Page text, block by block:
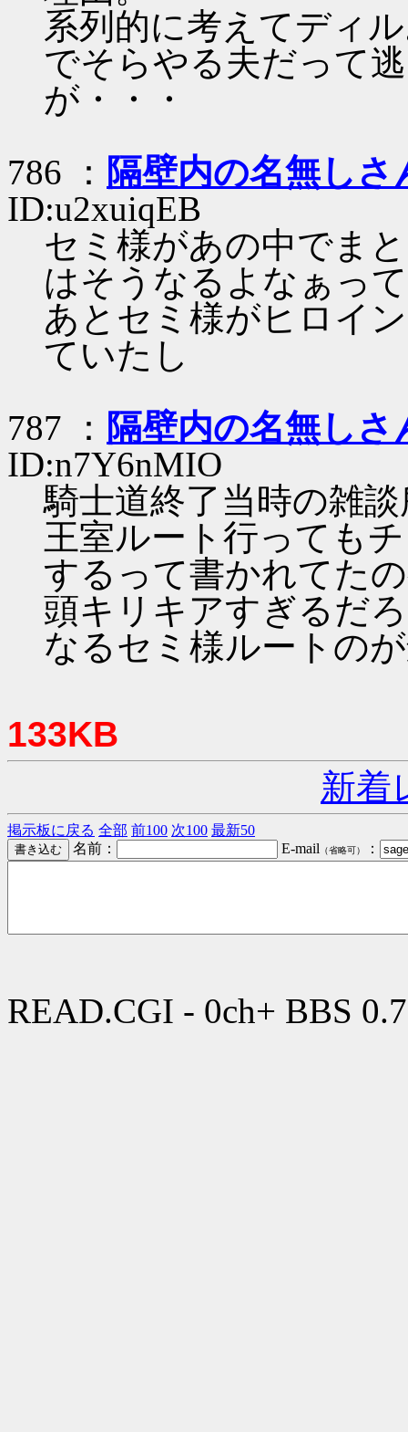
系列的に考えてディ
でそらやる夫だって
が・・・
786 ： 隔壁内の名無しさ
ID:u2xuiqEB
セミ様があの中でま
はそうなるよなぁって
あとセミ様がヒロイ
ていたし
787 ： 隔壁内の名無しさ
ID:n7Y6nMIO
騎士道終了当時の雑
王室ルート行っても
するって書かれてた
頭キリキアすぎるだ
なるセミ様ルートの
133KB
新着
掲示板に戻る 全部 前100 次100 最新50
名前：
E-mail （省略可） ：
READ.CGI - 0ch+ BBS